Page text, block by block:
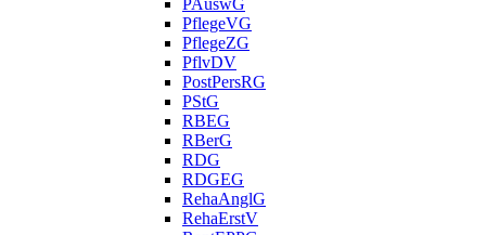
PflegeVG
PflegeZG
PflvDV
PostPersRG
PStG
RBEG
RBerG
RDG
RDGEG
RehaAnglG
RehaErstV